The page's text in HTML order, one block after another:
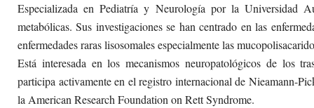
Especializada en Pediatría y Neurología por la Universidad
metabólicas. Sus investigaciones se han centrado en las
enfermedades raras lisosomales especialmente las
Está interesada en los mecanismos neuropatológicos de los
participa activamente en el registro internacional de Nieamann-
la American Research Foundation on Rett Syndrome.